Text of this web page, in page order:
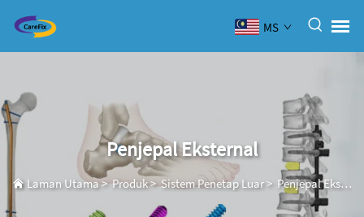
MS
Penjepal Eksternal
Laman Utama>Produk>Sistem Penetap Luar> Penjepal Eksternal